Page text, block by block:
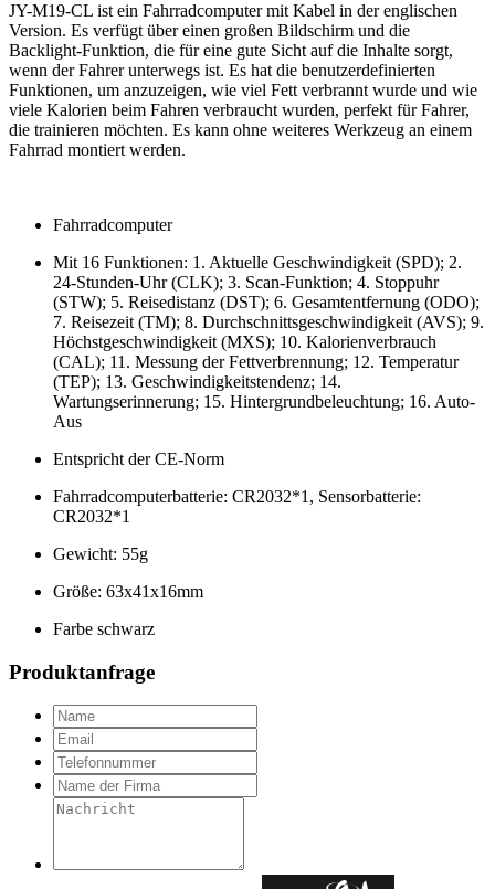
JY-M19-CL ist ein Fahrradcomputer mit Kabel in der englischen
Version. Es verfügt über einen großen Bildschirm und die
Backlight-Funktion, die für eine gute Sicht auf die Inhalte sorgt,
wenn der Fahrer unterwegs ist. Es hat die benutzerdefinierten
Funktionen, um anzuzeigen, wie viel Fett verbrannt wurde und wie
viele Kalorien beim Fahren verbraucht wurden, perfekt für Fahrer,
die trainieren möchten. Es kann ohne weiteres Werkzeug an einem
Fahrrad montiert werden.
Fahrradcomputer
Mit 16 Funktionen: 1. Aktuelle Geschwindigkeit (SPD); 2.
24-Stunden-Uhr (CLK); 3. Scan-Funktion; 4. Stoppuhr
(STW); 5. Reisedistanz (DST); 6. Gesamtentfernung (ODO);
7. Reisezeit (TM); 8. Durchschnittsgeschwindigkeit (AVS); 9.
Höchstgeschwindigkeit (MXS); 10. Kalorienverbrauch
(CAL); 11. Messung der Fettverbrennung; 12. Temperatur
(TEP); 13. Geschwindigkeitstendenz; 14.
Wartungserinnerung; 15. Hintergrundbeleuchtung; 16. Auto-
Aus
Entspricht der CE-Norm
Fahrradcomputerbatterie: CR2032*1, Sensorbatterie:
CR2032*1
Gewicht: 55g
Größe: 63x41x16mm
Farbe schwarz
Produktanfrage